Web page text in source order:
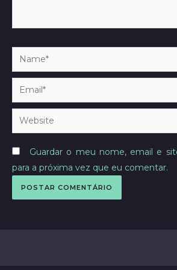
Name*
Email*
Website
Guardar o meu nome, email e
para a próxima vez que eu comentar.